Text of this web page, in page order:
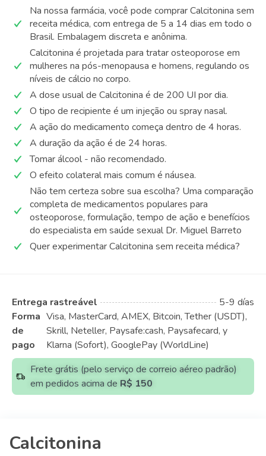
Na nossa farmácia, você pode comprar Calcitonina sem
receita médica, com entrega de 5 a 14 dias em todo o
Brasil. Embalagem discreta e anônima.
Calcitonina é projetada para tratar osteoporose em
mulheres na pós-menopausa e homens, regulando os
níveis de cálcio no corpo.
A dose usual de Calcitonina é de 200 UI por dia.
O tipo de recipiente é um injeção ou spray nasal.
A ação do medicamento começa dentro de 4 horas.
A duração da ação é de 24 horas.
Tomar álcool - não recomendado.
O efeito colateral mais comum é náusea.
Não tem certeza sobre sua escolha? Uma comparação
completa de medicamentos populares para
osteoporose, formulação, tempo de ação e benefícios
do especialista em saúde sexual Dr. Miguel Barreto
Quer experimentar Calcitonina sem receita médica?
Entrega rastreável
5-9 días
Forma
de
pago
Visa, MasterCard, AMEX, Bitcoin, Tether (USDT),
Skrill, Neteller, Paysafe:cash, Paysafecard, y
Klarna (Sofort), GooglePay (WorldLine)
Frete grátis (pelo serviço de correio aéreo padrão)
em pedidos acima de R$ 150
Calcitonina